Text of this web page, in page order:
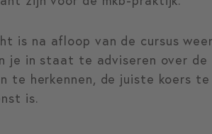
is na afloop van de cursus
je in staat te adviseren over de
te herkennen, de juiste koers
is.